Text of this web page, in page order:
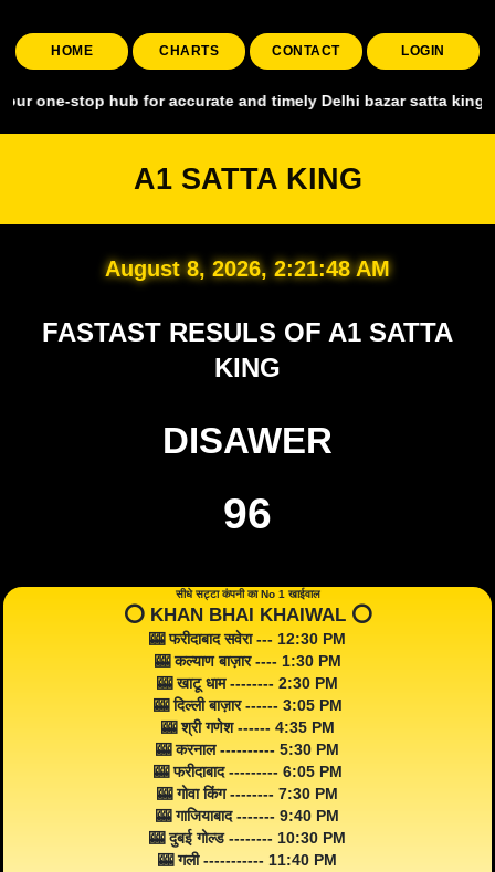
HOME CHARTS CONTACT LOGIN
hub for accurate and timely Delhi bazar satta king, covering
A1 SATTA KING
August 8, 2026, 2:21:49 AM
FASTAST RESULS OF A1 SATTA
KING
DISAWER
96
सीधे सट्टा कंपनी का No 1 खाईवाल
⭕️ KHAN BHAI KHAIWAL ⭕️
🎰 फरीदाबाद सवेरा --- 12:30 PM
🎰 कल्याण बाज़ार ---- 1:30 PM
🎰 खाटू धाम -------- 2:30 PM
🎰 दिल्ली बाज़ार ------ 3:05 PM
🎰 श्री गणेश ------ 4:35 PM
🎰 करनाल ---------- 5:30 PM
🎰 फरीदाबाद --------- 6:05 PM
🎰 गोवा किंग -------- 7:30 PM
🎰 गाजियाबाद ------- 9:40 PM
🎰 दुबई गोल्ड -------- 10:30 PM
🎰 गली ----------- 11:40 PM